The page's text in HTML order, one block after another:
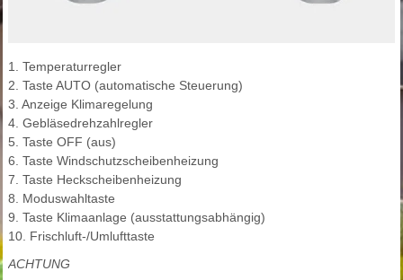
1. Temperaturregler
2. Taste AUTO (automatische Steuerung)
3. Anzeige Klimaregelung
4. Gebläsedrehzahlregler
5. Taste OFF (aus)
6. Taste Windschutzscheibenheizung
7. Taste Heckscheibenheizung
8. Moduswahltaste
9. Taste Klimaanlage (ausstattungsabhängig)
10. Frischluft-/Umlufttaste
ACHTUNG